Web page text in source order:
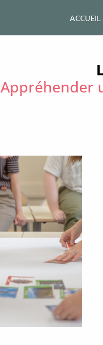
ACCUEIL
Appréhender